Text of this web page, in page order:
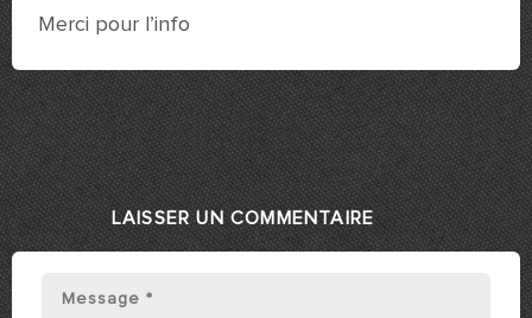
Merci pour l’info
LAISSER UN COMMENTAIRE